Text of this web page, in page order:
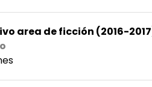
area de ficción (2016-